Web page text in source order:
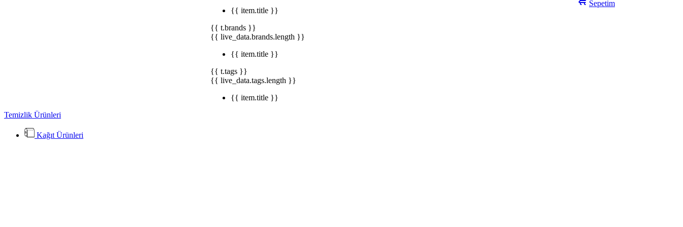
{{ item.title }}
{{ t.brands }}
{{ live_data.brands.length }}
{{ item.title }}
{{ t.tags }}
{{ live_data.tags.length }}
{{ item.title }}
Sepetim
Temizlik Ürünleri
Kağıt Ürünleri